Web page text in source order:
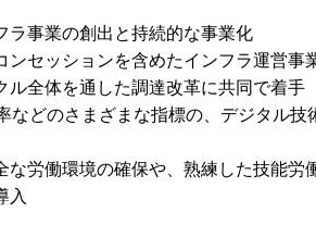
ラ事業の創出と持続的な事業化
セッションを含めたインフラ運営事
全体を通した調達改革に共同で着手
どのさまざまな指標の、デジタル技
労働環境の確保や、熟練した技能労
入